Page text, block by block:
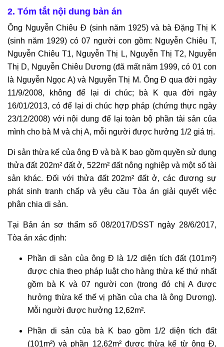
2. Tóm tắt nội dung bản án
Ông Nguyễn Chiêu Đ (sinh năm 1925) và bà Đặng Thị K
(sinh năm 1929) có 07 người con gồm: Nguyễn Chiêu T,
Nguyễn Chiêu T1, Nguyễn Thị L, Nguyễn Thị T2, Nguyễn
Thị D, Nguyễn Chiêu Dương (đã mất năm 1999, có 01 con
là Nguyễn Ngọc A) và Nguyễn Thị M. Ông Đ qua đời ngày
11/9/2008, không để lại di chúc; bà K qua đời ngày
16/01/2013, có để lại di chúc hợp pháp (chứng thực ngày
23/12/2008) với nội dung để lại toàn bộ phần tài sản của
mình cho bà M và chị A, mỗi người được hưởng 1/2 giá trị.
Di sản thừa kế của ông Đ và bà K bao gồm quyền sử dụng
thửa đất 202m² đất ở, 522m² đất nông nghiệp và một số tài
sản khác. Đối với thửa đất 202m² đất ở, các đương sự
phát sinh tranh chấp và yêu cầu Tòa án giải quyết việc
phân chia di sản.
Tại Bản án sơ thẩm số 08/2017/DSST ngày 28/6/2017,
Tòa án xác định:
Phần di sản của ông Đ là 1/2 diện tích đất (101m²)
được chia theo pháp luật cho hàng thừa kế thứ nhất
gồm bà K và 07 người con (trong đó chị A được
hưởng thừa kế thế vị phần của cha là ông Dương).
Mỗi người được hưởng 12,62m².
Phần di sản của bà K bao gồm 1/2 diện tích đất
(101m²) và phần 12,62m² được thừa kế từ ông Đ,